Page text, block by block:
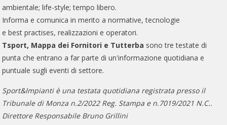
ambientale; life-style; tempo libero.
Informa e comunica in merito a normative, tecnologie
e best practises, realizzazioni e operatori.
Tsport, Mappa dei Fornitori e Tutterba sono tre testate di
punta che entrano a far parte di un'informazione quotidiana e
puntuale sugli eventi di settore.
Sport&Impianti è una testata quotidiana registrata presso il
Tribunale di Monza n.2/2022 Reg. Stampa e n.7019/2021 N.C..
Direttore Responsabile Bruno Grillini